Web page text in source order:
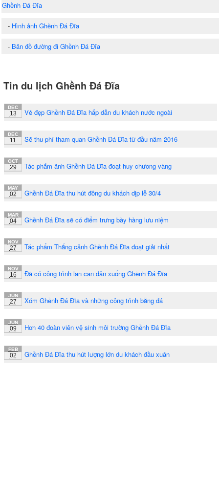
Ghềnh Đá Đĩa
- Hình ảnh Ghềnh Đá Đĩa
- Bản đồ đường đi Ghềnh Đá Đĩa
Tin du lịch Ghềnh Đá Đĩa
DEC
13 Vẻ đẹp Ghềnh Đá Đĩa hấp dẫn du khách nước ngoài
DEC
11 Sẽ thu phí tham quan Ghềnh Đá Đĩa từ đầu năm 2016
OCT
29 Tác phẩm ảnh Ghềnh Đá Đĩa đoạt huy chương vàng
MAY
02 Ghềnh Đá Đĩa thu hút đông du khách dịp lễ 30/4
MAR
04 Ghềnh Đá Đĩa sẽ có điểm trưng bày hàng lưu niệm
NOV
27 Tác phẩm Thắng cảnh Ghềnh Đá Đĩa đoạt giải nhất
NOV
16 Đã có công trình lan can dẫn xuống Ghềnh Đá Đĩa
JUN
27 Xóm Ghềnh Đá Đĩa và những công trình bằng đá
JUN
09 Hơn 40 đoàn viên vệ sinh môi trường Ghềnh Đá Đĩa
FEB
02 Ghềnh Đá Đĩa thu hút lượng lớn du khách đầu xuân